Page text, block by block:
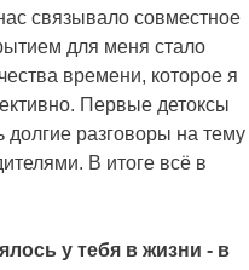
связывало совместное
для меня стало
времени, которое я
Первые детоксы
долгие разговоры на тему
В итоге всё в
у тебя в жизни - в